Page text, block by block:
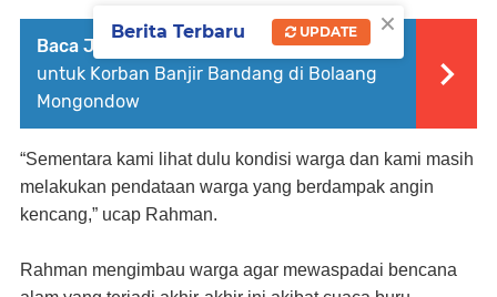
Baca Juga :
Pertamina Salurkan Bantuan
untuk Korban Banjir Bandang di Bolaang
Mongondow
“Sementara kami lihat dulu kondisi warga dan kami masih
melakukan pendataan warga yang berdampak angin
kencang,” ucap Rahman.
Rahman mengimbau warga agar mewaspadai bencana
×
Berita Terbaru UPDATE